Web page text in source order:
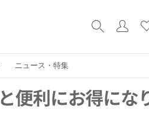
ニュース・特集